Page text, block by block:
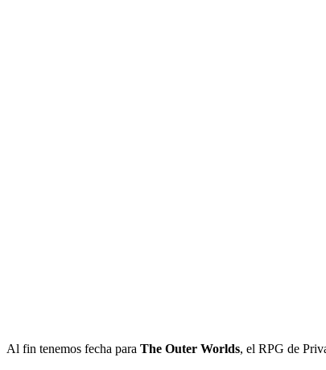
Al fin tenemos fecha para The Outer Worlds, el RPG de